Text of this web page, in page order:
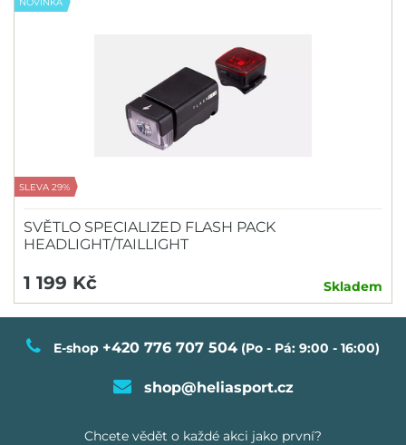
SLEVA 29%
SVĚTLO SPECIALIZED FLASH PACK
HEADLIGHT/TAILLIGHT
1 199 Kč Skladem
E-shop +420 776 707 504 (Po - Pá: 9:00 - 16:00)
shop@heliasport.cz
Chcete vědět o každé akci jako první?